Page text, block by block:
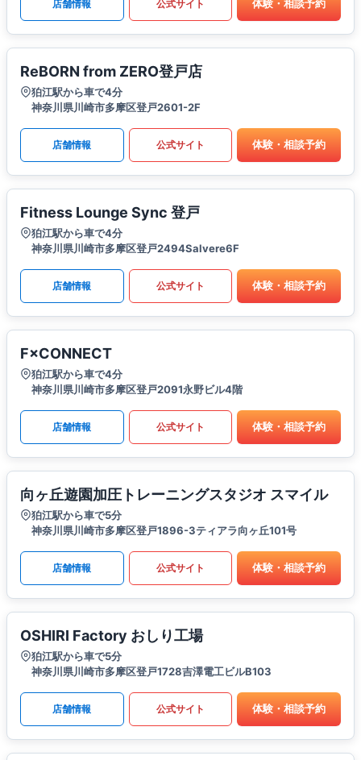
店舗情報 公式サイト 体験・相談予約
ReBORN from ZERO登戸店
狛江駅から車で4分
神奈川県川崎市多摩区登戸2601-2F
店舗情報 公式サイト 体験・相談予約
Fitness Lounge Sync 登戸
狛江駅から車で4分
神奈川県川崎市多摩区登戸2494Salvere6F
店舗情報 公式サイト 体験・相談予約
F×CONNECT
狛江駅から車で4分
神奈川県川崎市多摩区登戸2091永野ビル4階
店舗情報 公式サイト 体験・相談予約
向ヶ丘遊園加圧トレーニングスタジオ スマイル
狛江駅から車で5分
神奈川県川崎市多摩区登戸1896-3ティアラ向ヶ丘101号
店舗情報 公式サイト 体験・相談予約
OSHIRI Factory おしり工場
狛江駅から車で5分
神奈川県川崎市多摩区登戸1728吉澤電工ビルB103
店舗情報 公式サイト 体験・相談予約